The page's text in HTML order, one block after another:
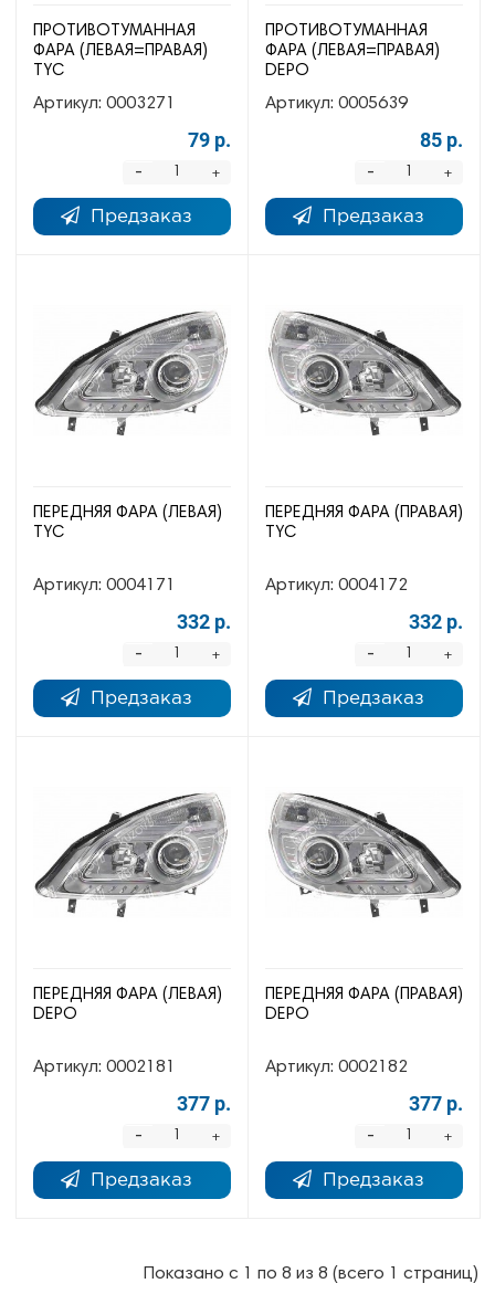
ПРОТИВОТУМАННАЯ
ФАРА (ЛЕВАЯ=ПРАВАЯ)
TYC
Артикул: 0003271
79 р.
+
-
Предзаказ
ПРОТИВОТУМАННАЯ
ФАРА (ЛЕВАЯ=ПРАВАЯ)
DEPO
Артикул: 0005639
85 р.
+
-
Предзаказ
ПЕРЕДНЯЯ ФАРА (ЛЕВАЯ)
TYC
Артикул: 0004171
332 р.
+
-
Предзаказ
ПЕРЕДНЯЯ ФАРА (ПРАВАЯ)
TYC
Артикул: 0004172
332 р.
+
-
Предзаказ
ПЕРЕДНЯЯ ФАРА (ЛЕВАЯ)
DEPO
Артикул: 0002181
377 р.
+
-
Предзаказ
ПЕРЕДНЯЯ ФАРА (ПРАВАЯ)
DEPO
Артикул: 0002182
377 р.
+
-
Предзаказ
Показано с 1 по 8 из 8 (всего 1 страниц)